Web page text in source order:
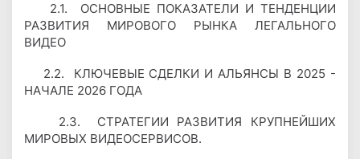
2.1. ОСНОВНЫЕ ПОКАЗАТЕЛИ И ТЕНДЕНЦИИ
РАЗВИТИЯ МИРОВОГО РЫНКА ЛЕГАЛЬНОГО
ВИДЕО
2.2. КЛЮЧЕВЫЕ СДЕЛКИ И АЛЬЯНСЫ В 2025 -
НАЧАЛЕ 2026 ГОДА
2.3. СТРАТЕГИИ РАЗВИТИЯ КРУПНЕЙШИХ
МИРОВЫХ ВИДЕОСЕРВИСОВ.